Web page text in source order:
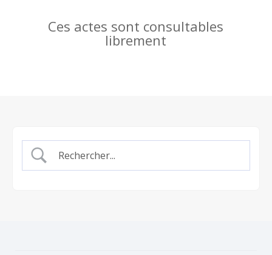
Ces actes sont consultables
librement